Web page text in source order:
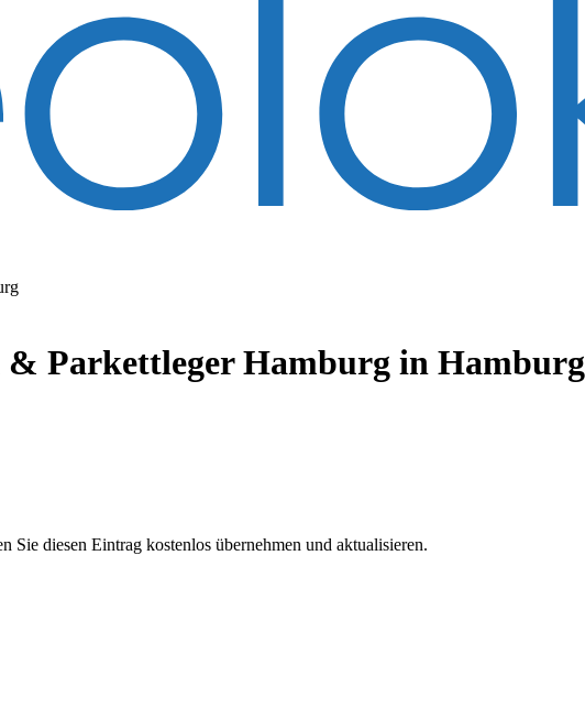
& Parkettleger Hamburg in Hamburg
diesen Eintrag kostenlos übernehmen und aktualisieren.